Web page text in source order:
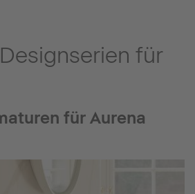
für
für Aurena